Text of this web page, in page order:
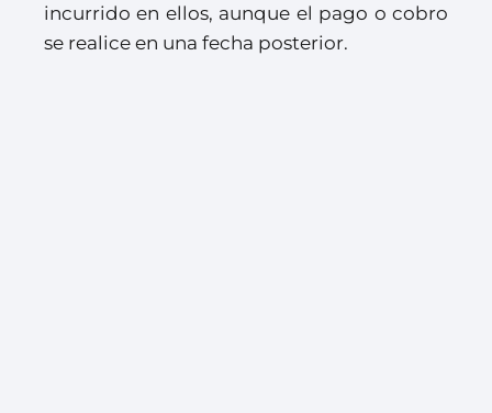
incurrido en ellos, aunque el pago o cobro
se realice en una fecha posterior.